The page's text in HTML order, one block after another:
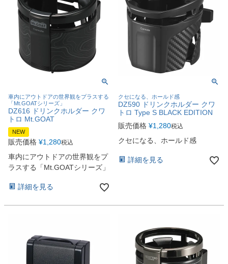
車内にアウトドアの世界観をプラスする
「Mt.GOATシリーズ」
DZ616 ドリンクホルダー クワ
トロ Mt.GOAT
NEW
販売価格 ¥1,280税込
車内にアウトドアの世界観をプ
ラスする「Mt.GOATシリーズ」
詳細を見る
クセになる、ホールド感
DZ590 ドリンクホルダー クワ
トロ Type S BLACK EDITION
販売価格 ¥1,280税込
クセになる、ホールド感
詳細を見る